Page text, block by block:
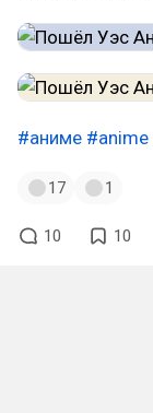
#аниме #anime
17 1
10 10